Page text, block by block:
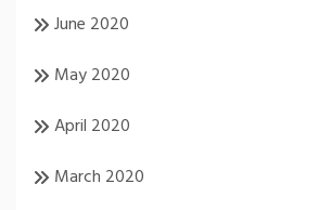
June 2020
May 2020
April 2020
March 2020